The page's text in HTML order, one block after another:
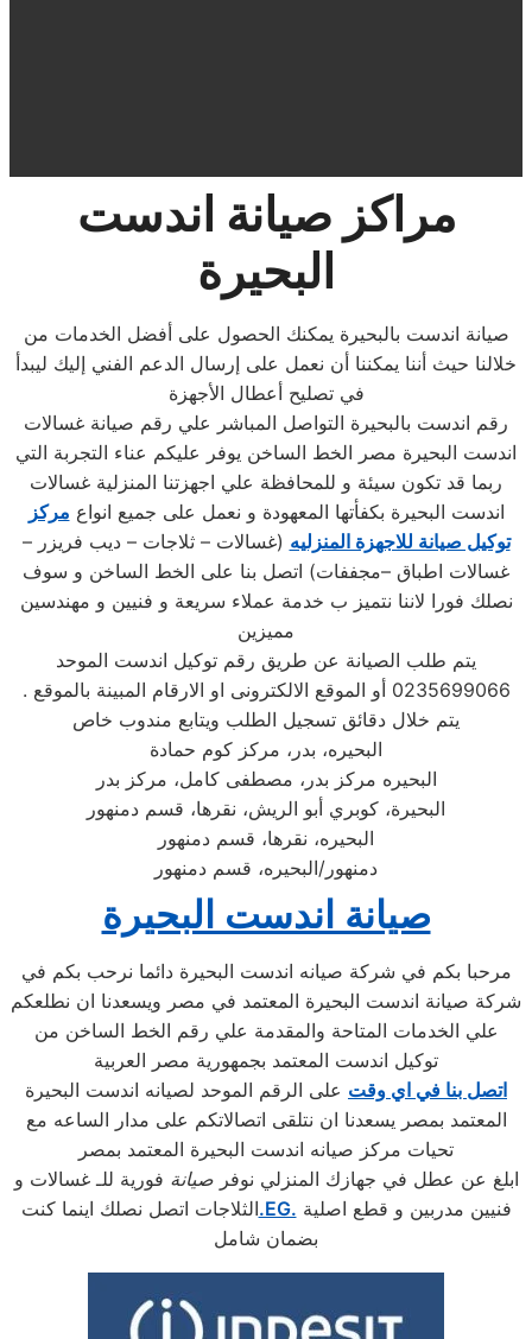
مراكز صيانة اندست
البحيرة
صيانة اندست بالبحيرة يمكنك الحصول على أفضل الخدمات من
خلالنا حيث أننا يمكننا أن نعمل على إرسال الدعم الفني إليك ليبدأ
في تصليح أعطال الأجهزة
رقم اندست بالبحيرة التواصل المباشر علي رقم صيانة غسالات
اندست البحيرة مصر الخط الساخن يوفر عليكم عناء التجربة التي
ربما قد تكون سيئة و للمحافظة علي اجهزتنا المنزلية غسالات
اندست البحيرة بكفأتها المعهودة و نعمل على جميع انواع مركز
توكيل صيانة للاجهزة المنزليه (غسالات – ثلاجات – ديب فريزر –
غسالات اطباق –مجففات) اتصل بنا على الخط الساخن و سوف
نصلك فورا لاننا نتميز ب خدمة عملاء سريعة و فنيين و مهندسين
مميزين
يتم طلب الصيانة عن طريق رقم توكيل اندست الموحد
0235699066 أو الموقع الالكترونى او الارقام المبينة بالموقع .
يتم خلال دقائق تسجيل الطلب ويتابع مندوب خاص
البحيره، بدر، مركز كوم حمادة
البحيره مركز بدر، مصطفى كامل، مركز بدر
البحيرة، كوبري أبو الريش، نقرها، قسم دمنهور
البحيره، نقرها، قسم دمنهور
دمنهور/البحيره، قسم دمنهور
صيانة اندست البحيرة
مرحبا بكم في شركة صيانه اندست البحيرة دائما نرحب بكم في
شركة صيانة اندست البحيرة المعتمد في مصر ويسعدنا ان نطلعكم
علي الخدمات المتاحة والمقدمة علي رقم الخط الساخن من
توكيل اندست المعتمد بجمهورية مصر العربية
اتصل بنا في اي وقت على الرقم الموحد لصيانه اندست البحيرة
المعتمد بمصر يسعدنا ان نتلقى اتصالاتكم على مدار الساعه مع
تحيات مركز صيانه اندست البحيرة المعتمد بمصر
ابلغ عن عطل في جهازك المنزلي نوفرصيانة فورية للـ غسالات و
الثلاجات اتصل نصلك اينما كنت.EG.
بضمان شامل